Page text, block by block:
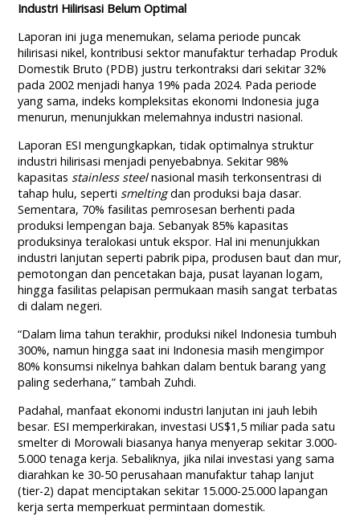
Industri Hilirisasi Belum Optimal
Laporan ini juga menemukan, selama periode puncak
hilirisasi nikel, kontribusi sektor manufaktur terhadap Produk
Domestik Bruto (PDB) justru terkontraksi dari sekitar 32%
pada 2002 menjadi hanya 19% pada 2024. Pada periode
yang sama, indeks kompleksitas ekonomi Indonesia juga
menurun, menunjukkan melemahnya industri nasional.
Laporan ESI mengungkapkan, tidak optimalnya struktur
industri hilirisasi menjadi penyebabnya. Sekitar 98%
kapasitas stainless steelnasional masih terkonsentrasi di
tahap hulu, seperti smeltingdan produksi baja dasar.
Sementara, 70% fasilitas pemrosesan berhenti pada
produksi lempengan baja. Sebanyak 85% kapasitas
produksinya teralokasi untuk ekspor. Hal ini menunjukkan
industri lanjutan seperti pabrik pipa, produsen baut dan mur,
pemotongan dan pencetakan baja, pusat layanan logam,
hingga fasilitas pelapisan permukaan masih sangat terbatas
di dalam negeri.
“Dalam lima tahun terakhir, produksi nikel Indonesia tumbuh
300%, namun hingga saat ini Indonesia masih mengimpor
80% konsumsi nikelnya bahkan dalam bentuk barang yang
paling sederhana,” tambah Zuhdi.
Padahal, manfaat ekonomi industri lanjutan ini jauh lebih
besar. ESI memperkirakan, investasi US$1,5 miliar pada satu
smelter di Morowali biasanya hanya menyerap sekitar 3.000-
5.000 tenaga kerja. Sebaliknya, jika nilai investasi yang sama
diarahkan ke 30-50 perusahaan manufaktur tahap lanjut
(tier-2) dapat menciptakan sekitar 15.000-25.000 lapangan
kerja serta memperkuat permintaan domestik.